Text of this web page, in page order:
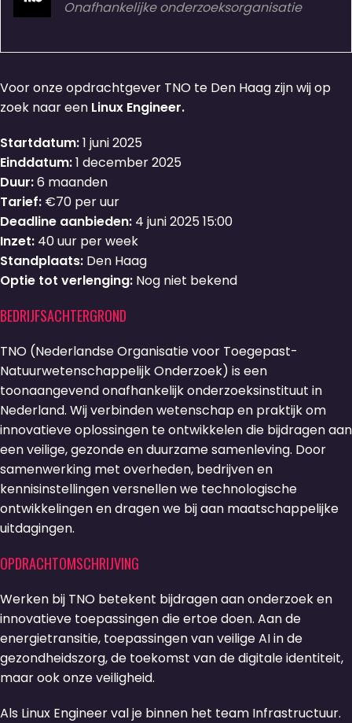
Onafhankelijke onderzoeksorganisatie
Voor onze opdrachtgever TNO te Den Haag zijn wij op
zoek naar een Linux Engineer.
Startdatum:1 juni 2025
Einddatum:1 december 2025
Duur:6 maanden
Tarief: €70 per uur
Deadline aanbieden: 4 juni 2025 15:00
Inzet: 40 uur per week
Standplaats: Den Haag
Optie tot verlenging: Nog niet bekend
BEDRIJFSACHTERGROND
TNO (Nederlandse Organisatie voor Toegepast-
Natuurwetenschappelijk Onderzoek) is een
toonaangevend onafhankelijk onderzoeksinstituut in
Nederland. Wij verbinden wetenschap en praktijk om
innovatieve oplossingen te ontwikkelen die bijdragen aan
een veilige, gezonde en duurzame samenleving. Door
samenwerking met overheden, bedrijven en
kennisinstellingen versnellen we technologische
ontwikkelingen en dragen we bij aan maatschappelijke
uitdagingen.
OPDRACHTOMSCHRIJVING
Werken bij TNO betekent bijdragen aan onderzoek en
innovatieve toepassingen die ertoe doen. Aan de
energietransitie, toepassingen van veilige AI in de
gezondheidszorg, de toekomst van de digitale identiteit,
maar ook onze veiligheid.
Als Linux Engineer val je binnen het team Infrastructuur.